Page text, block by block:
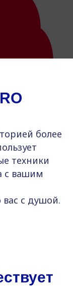
более
техники
с вашим
с душой.